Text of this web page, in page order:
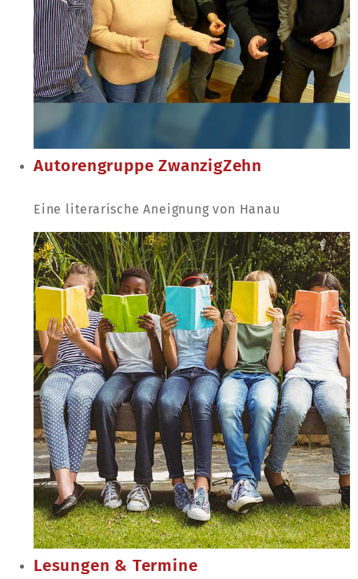
Autorengruppe ZwanzigZehn
Eine literarische Aneignung von Hanau
Lesungen & Termine